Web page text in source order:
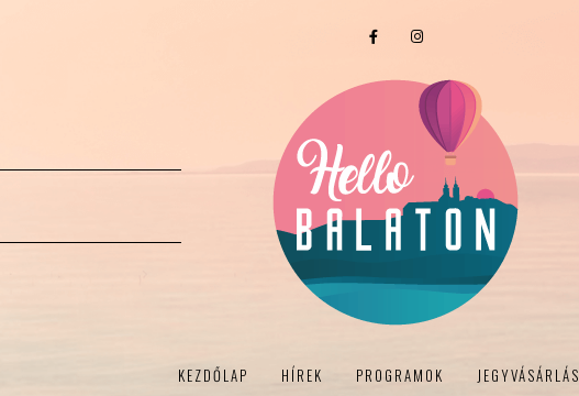
KEZDŐLAP HÍREK PROGRAMOK JEGYVÁSÁRLÁS